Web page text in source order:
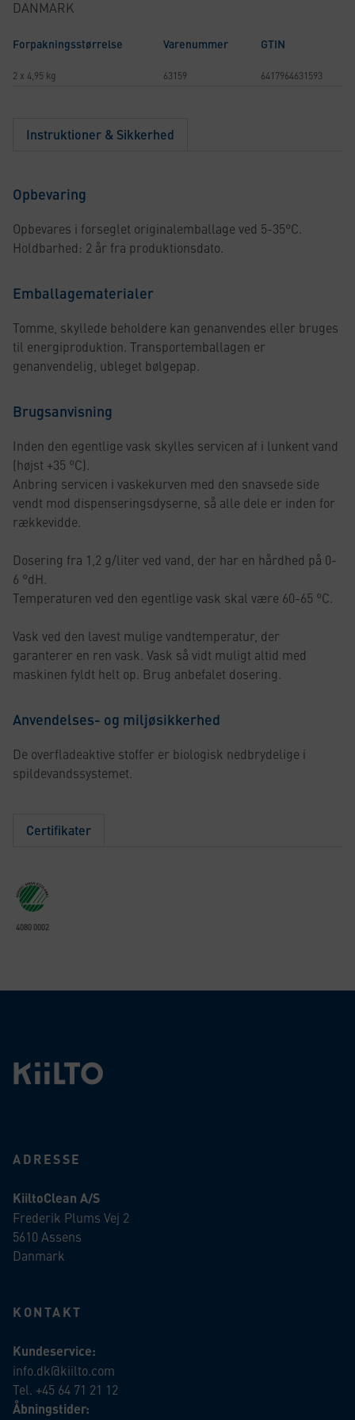
DANMARK
Forpakningsstørrelse Varenummer GTIN
2 x 4,95 kg 63159 6417964631593
Instruktioner & Sikkerhed
Opbevaring
Opbevares i forseglet originalemballage ved 5-35°C.
Holdbarhed: 2 år fra produktionsdato.
Emballagematerialer
Tomme, skyllede beholdere kan genanvendes eller bruges
til energiproduktion. Transportemballagen er
genanvendelig, ubleget bølgepap.
Brugsanvisning
Inden den egentlige vask skylles servicen af i lunkent vand
(højst +35 °C).
Anbring servicen i vaskekurven med den snavsede side
vendt mod dispenseringsdyserne, så alle dele er inden for
rækkevidde.
Dosering fra 1,2 g/liter ved vand, der har en hårdhed på 0-
6 °dH.
Temperaturen ved den egentlige vask skal være 60-65 °C.
Vask ved den lavest mulige vandtemperatur, der
garanterer en ren vask. Vask så vidt muligt altid med
maskinen fyldt helt op. Brug anbefalet dosering.
Anvendelses- og miljøsikkerhed
De overfladeaktive stoffer er biologisk nedbrydelige i
spildevandssystemet.
Certifikater
4080 0002
ADRESSE
KiiltoClean A/S
Frederik Plums Vej 2
5610 Assens
Danmark
KONTAKT
Kundeservice:
info.dk@kiilto.com
Tel. +45 64 71 21 12
Åbningstider: